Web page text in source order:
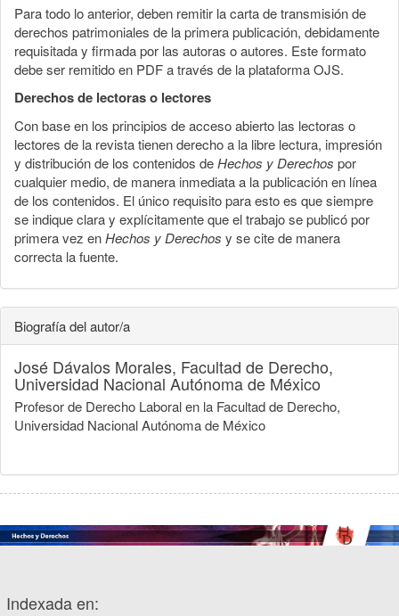
Para todo lo anterior, deben remitir la carta de transmisión de
derechos patrimoniales de la primera publicación, debidamente
requisitada y firmada por las autoras o autores. Este formato
debe ser remitido en PDF a través de la plataforma OJS.
Derechos de lectoras o lectores
Con base en los principios de acceso abierto las lectoras o
lectores de la revista tienen derecho a la libre lectura, impresión
y distribución de los contenidos deHechos y Derechos por
cualquier medio, de manera inmediata a la publicación en línea
de los contenidos. El único requisito para esto es que siempre
se indique clara y explícitamente que el trabajo se publicó por
primera vez enHechos y Derechos y se cite de manera
correcta la fuente.
Biografía del autor/a
José Dávalos Morales, Facultad de Derecho,
Universidad Nacional Autónoma de México
Profesor de Derecho Laboral en la Facultad de Derecho,
Universidad Nacional Autónoma de México
Indexada en: